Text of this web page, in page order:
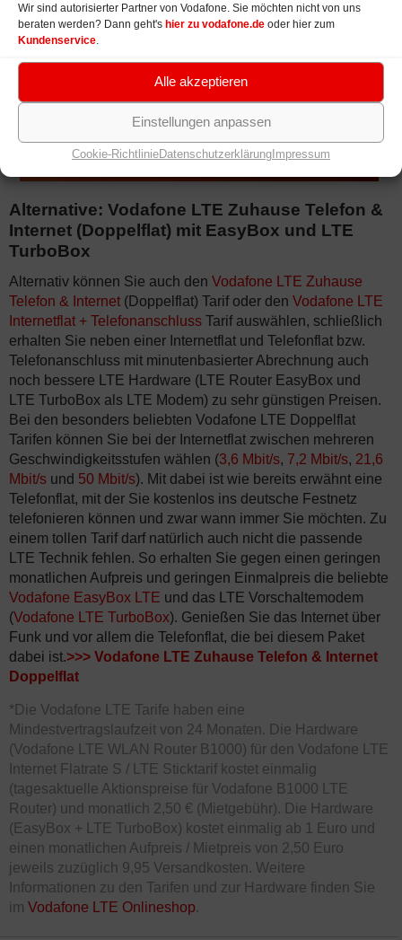
Wir sind autorisierter Partner von Vodafone. Sie möchten nicht von uns
beraten werden? Dann geht's hier zu vodafone.de oder hier zum
Kundenservice
Alle akzeptieren
Einstellungen anpassen
Cookie-RichtlinieDatenschutzerklärungImpressum
Alternative: Vodafone LTE Zuhause Telefon &
Internet (Doppelflat) mit EasyBox und LTE
TurboBox
Alternativ können Sie auch den Vodafone LTE Zuhause
Telefon & Internet (Doppelflat) Tarif oder den Vodafone LTE
Internetflat + Telefonanschluss Tarif auswählen, schließlich
erhalten Sie neben einer Internetflat und Telefonflat bzw.
Telefonanschluss mit minutenbasierter Abrechnung auch
noch bessere LTE Hardware (LTE Router EasyBox und
LTE TurboBox als LTE Modem) zu sehr günstigen Preisen.
Bei den besonders beliebten Vodafone LTE Doppelflat
Tarifen können Sie bei der Internetflat zwischen mehreren
Geschwindigkeitsstufen wählen (3,6 Mbit/s, 7,2 Mbit/s, 21,6
Mbit/s und 50 Mbit/s). Mit dabei ist wie bereits erwähnt eine
Telefonflat, mit der Sie kostenlos ins deutsche Festnetz
telefonieren können und zwar wann immer Sie möchten. Zu
einem tollen Tarif darf natürlich auch nicht die passende
LTE Technik fehlen. So erhalten Sie gegen einen geringen
monatlichen Aufpreis und geringen Einmalpreis die beliebte
Vodafone EasyBox LTE und das LTE Vorschaltemodem
(Vodafone LTE TurboBox). Genießen Sie das Internet über
Funk und vor allem die Telefonflat, die bei diesem Paket
dabei ist.>>> Vodafone LTE Zuhause Telefon & Internet
Doppelflat
*Die Vodafone LTE Tarife haben eine
Mindestvertragslaufzeit von 24 Monaten. Die Hardware
(Vodafone LTE WLAN Router B1000) für den Vodafone LTE
Internet Flatrate S / LTE Sticktarif kostet einmalig
(tagesaktuelle Aktionspreise für Vodafone B1000 LTE
Router) und monatlich 2,50 € (Mietgebühr). Die Hardware
(EasyBox + LTE TurboBox) kostet einmalig ab 1 Euro und
einen monatlichen Aufpreis / Mietpreis von 2,50 Euro
jeweils zuzüglich 9,95 Versandkosten. Weitere
Informationen zu den Tarifen und zur Hardware finden Sie
im Vodafone LTE Onlineshop.